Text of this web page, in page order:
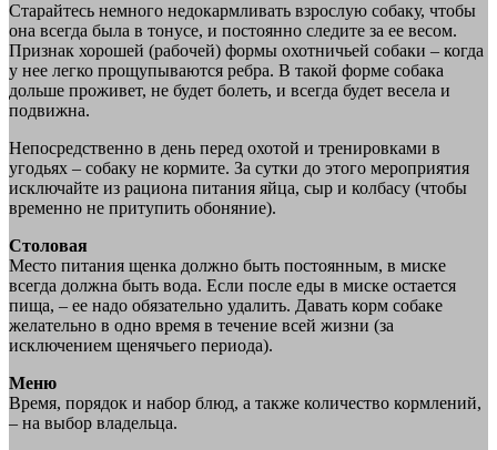
Старайтесь немного недокармливать взрослую собаку, чтобы
она всегда была в тонусе, и постоянно следите за ее весом.
Признак хорошей (рабочей) формы охотничьей собаки – когда
у нее легко прощупываются ребра. В такой форме собака
дольше проживет, не будет болеть, и всегда будет весела и
подвижна.
Непосредственно в день перед охотой и тренировками в
угодьях – собаку не кормите. За сутки до этого мероприятия
исключайте из рациона питания яйца, сыр и колбасу (чтобы
временно не притупить обоняние).
Столовая
Место питания щенка должно быть постоянным, в миске
всегда должна быть вода. Если после еды в миске остается
пища, – ее надо обязательно удалить. Давать корм собаке
желательно в одно время в течение всей жизни (за
исключением щенячьего периода).
Меню
Время, порядок и набор блюд, а также количество кормлений,
– на выбор владельца.